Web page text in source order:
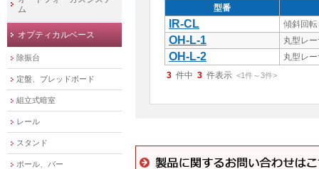
型番
IR-CL 傾斜回
OH-L-1 丸型レ
OH-L-2
丸型レ
3 件中 3 件表示 <1件～3件>
ム
オプティカルベース
除振台
定盤、ブレッドボード
組立式暗室
レール
スタンド
ポール、バー